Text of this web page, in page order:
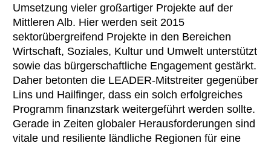
Umsetzung vieler großartiger Projekte auf der
Mittleren Alb. Hier werden seit 2015
sektorübergreifend Projekte in den Bereichen
Wirtschaft, Soziales, Kultur und Umwelt unterstützt
sowie das bürgerschaftliche Engagement gestärkt.
Daher betonten die LEADER-Mitstreiter gegenüber
Lins und Hailfinger, dass ein solch erfolgreiches
Programm finanzstark weitergeführt werden sollte.
Gerade in Zeiten globaler Herausforderungen sind
vitale und resiliente ländliche Regionen für eine